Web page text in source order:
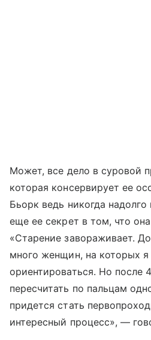
Может, все дело в суровой
которая консервирует ее
Бьорк ведь никогда
еще ее секрет в том, что
«Старение завораживает.
много женщин, на которых я
ориентироваться. Но после
пересчитать по пальцам
придется стать
интересный процесс», —